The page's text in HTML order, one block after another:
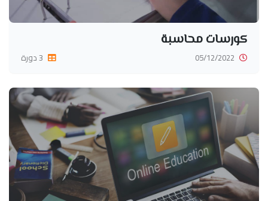
كورسات محاسبة
05/12/2022 3 دورة